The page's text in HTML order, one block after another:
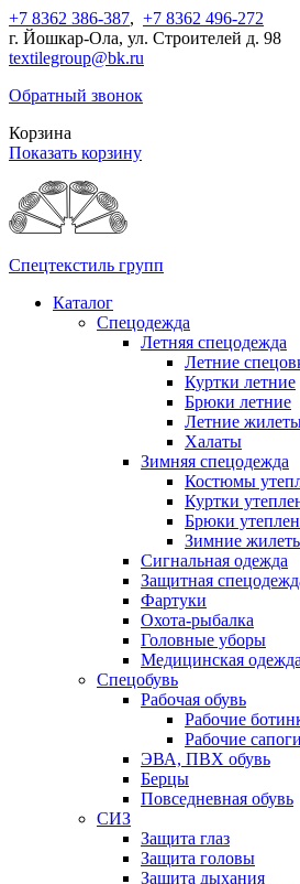
+7 8362 386-387, +7 8362 496-272
г. Йошкар-Ола, ул. Строителей д. 98
textilegroup@bk.ru
Обратный звонок
Корзина
Показать корзину
Спецтекстиль групп
Каталог
Спецодежда
Летняя спецодежда
Летние
Куртки летние
Брюки летние
Летние
Халаты
Зимняя спецодежда
Костюмы
Куртки
Брюки
Зимние
Сигнальная одежда
Защитная
Фартуки
Охота-рыбалка
Головные уборы
Медицинская одежда
Спецобувь
Рабочая обувь
Рабочие
Рабочие сапоги
ЭВА, ПВХ обувь
Берцы
Повседневная обувь
СИЗ
Защита глаз
Защита головы
Защита дыхания